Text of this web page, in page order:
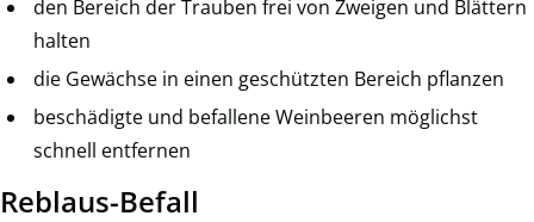
den Bereich der Trauben frei von Zweigen und Blättern
halten
die Gewächse in einen geschützten Bereich pflanzen
beschädigte und befallene Weinbeeren möglichst
schnell entfernen
Reblaus-Befall